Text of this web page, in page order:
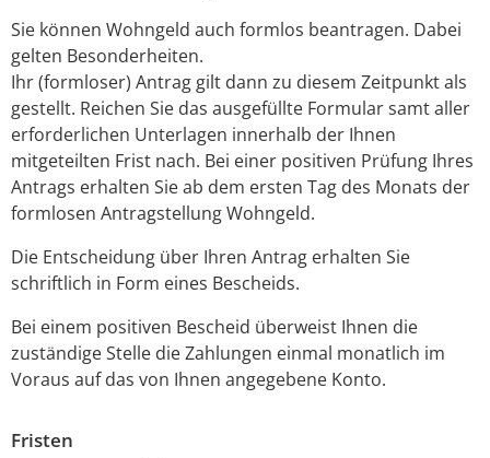
Sie können Wohngeld auch formlos beantragen. Dabei
gelten Besonderheiten.
Ihr (formloser) Antrag gilt dann zu diesem Zeitpunkt als
gestellt. Reichen Sie das ausgefüllte Formular samt aller
erforderlichen Unterlagen innerhalb der Ihnen
mitgeteilten Frist nach. Bei einer positiven Prüfung Ihres
Antrags erhalten Sie ab dem ersten Tag des Monats der
formlosen Antragstellung Wohngeld.
Die Entscheidung über Ihren Antrag erhalten Sie
schriftlich in Form eines Bescheids.
Bei einem positiven Bescheid überweist Ihnen die
zuständige Stelle die Zahlungen einmal monatlich im
Voraus auf das von Ihnen angegebene Konto.
Fristen